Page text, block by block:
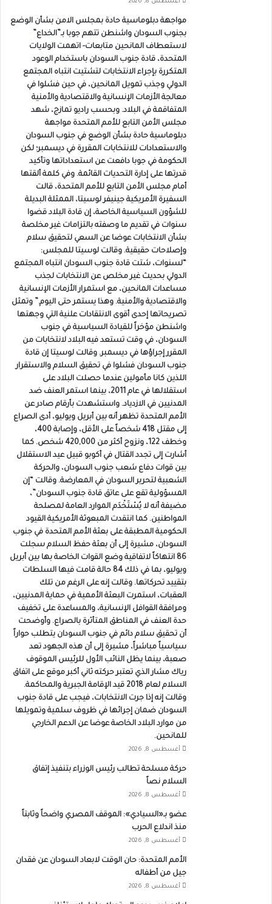
أغسطس 8, 2026
مواجهة دبلوماسية حادة بمجلس الامن بشأن الوضع
بجنوب السودان واشنطن تتهم جوبا بـ”الخداع”
لاستعطاف المانحين متابعات- اتهمت الولايات
المتحدة، قادة جنوب السودان باستخدام الوعود
المتكررة بإجراء الانتخابات لتشتيت انتباه المجتمع
الدولي وجذب تمويل المانحين، في حين فشلوا في
معالجة الأزمات الإنسانية والاقتصادية والأمنية
المتفاقمة في البلاد. وبحسب راديو تمازج، شهد
مجلس الأمن التابع للأمم المتحدة مواجهة
دبلوماسية حادة بشأن الوضع في جنوب السودان
والاستعدادات للانتخابات المقررة في ديسمبر؛ لكن
الحكومة في جوبا دافعت عن استعداداتها وتأكيد
قدرتها على إدارة التحديات القائمة. وفي كلمة ألقتها
أمام مجلس الأمن التابع للأمم المتحدة، قالت
السفيرة الأمريكية جينيفر لوسيتا، الممثلة البديلة
للشؤون السياسية الخاصة، إن قادة البلاد قضوا
سنوات في تقديم ما وصفته بالتزامات غير مخلصة
بشأن الانتخابات عوضا عن السعي لتحقيق سلام
وإصلاحات حقيقية. وقالت لوسيتا للمجلس:
“لسنوات، شتت قادة جنوب السودان انتباه المجتمع
الدولي بحديث غير مخلص عن الانتخابات لجذب
مساعدات المانحين، مع استمرار الأزمات الإنسانية
والاقتصادية والأمنية. وهذا يستمر حتى اليوم.” وتمثل
تصريحاتها إحدى أقوى الانتقادات علنية التي وجهتها
واشنطن مؤخراً للقيادة السياسية في جنوب
السودان، في وقت تستعد فيه البلاد لانتخابات من
المقرر إجراؤها في ديسمبر. وقالت لوسيتا إن قادة
جنوب السودان فشلوا في تحقيق السلام والاستقرار
اللذين كانا مأمولين عندما حصلت البلاد على
استقلالها في عام 2011، بينما استمر العنف ضد
المدنيين في الازدياد. واستشهدت بأرقام صادر عن
الأمم المتحدة تظهر أنه بين أبريل ويوليو، أدى الصراع
إلى مقتل 418 شخصاً على الأقل، وإصابة 400،
وخطف 122، ونزوح أكثر من 420,000 شخص. كما
أشارت إلى تجدد القتال في أكوبو قبيل عيد الاستقلال
بين قوات دفاع شعب جنوب السودان، والحركة
الشعبية لتحرير السودان في المعارضة. وقالت “إن
المسؤولية تقع على عاتق قادة جنوب السودان”،
مضيفة أنه لا يُسْتَخْدَم الموارد العامة لمصلحة
المواطنين. كما انتقدت المبعوثة الأمريكية القيود
الحكومية المطبقة على بعثة الأمم المتحدة في جنوب
السودان، مشيرة إلى أن بعثة حفظ السلام سجلت
86 انتهاكاً لاتفاقية وضع القوات الخاصة بها بين أبريل
ويوليو، بما في ذلك 84 حالة قامت فيها السلطات
بتقييد تحركاتها. وقالت إنه على الرغم من تلك
العقبات، استمرت البعثة الأممية في حماية المدنيين،
ومرافقة القوافل الإنسانية، والمساعدة على تخفيف
حدة العنف في المناطق المتأثرة بالصراع. وأوضحت
أن تحقيق سلام دائم في جنوب السودان يتطلب حواراً
سياسياً مباشراً، مشيرة إلى أن هذه الجهود تعد
صعبة، بينما يظل النائب الأول للرئيس الموقوف
رياك مشار الذي تعتبر حركته ثاني أكبر موقع على اتفاق
السلام لعام 2018 قيد الإقامة الجبرية والمحاكمة.
وقالت إنه إذا جرت الانتخابات، فيجب على قادة جنوب
السودان ضمان إجرائها في ظروف سلمية وتمويلها
من موارد البلاد الخاصة عوضا عن الدعم الخارجي
للمانحين.
أغسطس 8, 2026
حركة مسلحة تطالب رئيس الوزراء بتنفيذ إتفاق
السلام نصاً
أغسطس 8, 2026
عضو بـ«السيادي»: الموقف المصري واضحاً وثابتاً
منذ اندلاع الحرب
أغسطس 8, 2026
الأمم المتحدة: حان الوقت لابعاد السودان عن فقدان
جيل من أطفاله
أغسطس 8, 2026